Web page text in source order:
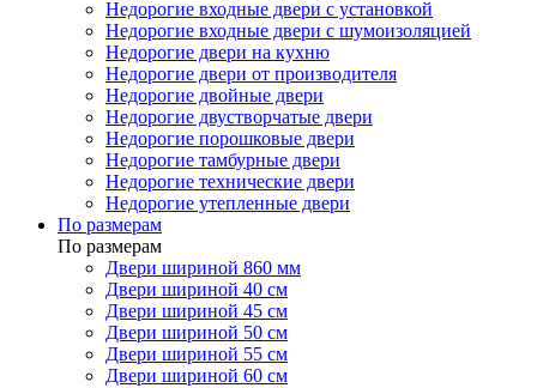
Недорогие входные двери с установкой
Недорогие входные двери с шумоизоляцией
Недорогие двери на кухню
Недорогие двери от производителя
Недорогие двойные двери
Недорогие двустворчатые двери
Недорогие порошковые двери
Недорогие тамбурные двери
Недорогие технические двери
Недорогие утепленные двери
По размерам
По размерам
Двери шириной 860 мм
Двери шириной 40 см
Двери шириной 45 см
Двери шириной 50 см
Двери шириной 55 см
Двери шириной 60 см